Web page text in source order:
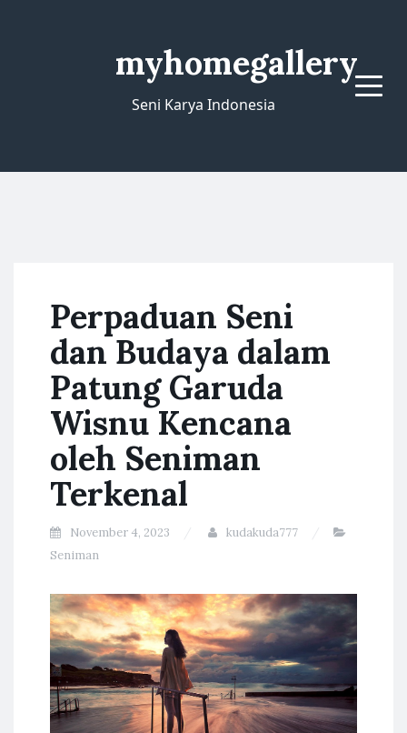
myhomegallery
Seni Karya Indonesia
Menu
Perpaduan Seni
dan Budaya dalam
Patung Garuda
Wisnu Kencana
oleh Seniman
Terkenal
November 4, 2023
kudakuda777
Seniman